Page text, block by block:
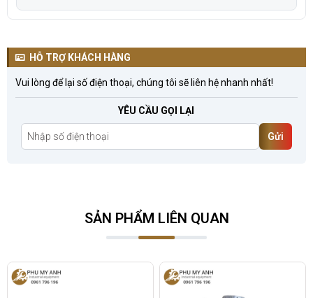
HỖ TRỢ KHÁCH HÀNG
Vui lòng để lại số điện thoại, chúng tôi sẽ liên hệ nhanh nhất!
YÊU CẦU GỌI LẠI
Gửi
SẢN PHẨM LIÊN QUAN